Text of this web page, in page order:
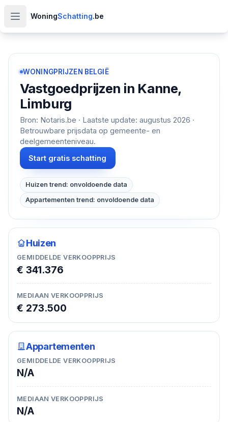
Open hoofdmenu
WoningSchatting.be
WONINGPRIJZEN BELGIË
Vastgoedprijzen in Kanne,
Limburg
Bron: Notaris.be · Laatste update: augustus 2026 ·
Betrouwbare prijsdata op gemeente- en
deelgemeenteniveau.
Start gratis schatting
Huizen trend: onvoldoende data
Appartementen trend: onvoldoende data
Huizen
GEMIDDELDE VERKOOPPRIJS
€ 341.376
MEDIAAN VERKOOPPRIJS
€ 273.500
Appartementen
GEMIDDELDE VERKOOPPRIJS
N/A
MEDIAAN VERKOOPPRIJS
N/A